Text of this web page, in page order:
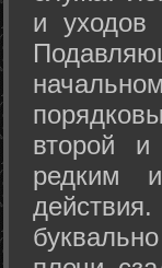
и уходов
второй
редким